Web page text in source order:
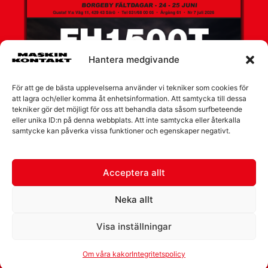
Hantera medgivande
För att ge de bästa upplevelserna använder vi tekniker som cookies för
att lagra och/eller komma åt enhetsinformation. Att samtycka till dessa
tekniker gör det möjligt för oss att behandla data såsom surfbeteende
eller unika ID:n på denna webbplats. Att inte samtycka eller återkalla
samtycke kan påverka vissa funktioner och egenskaper negativt.
Acceptera allt
Neka allt
Visa inställningar
Om våra kakorIntegritetspolicy